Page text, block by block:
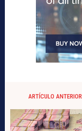
ARTÍCULO ANTERIOR